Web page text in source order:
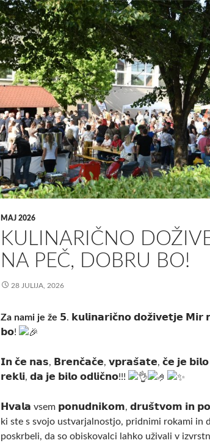
MAJ 2026
KULINARIČNO
NA PEČ, DOBRU BO!
28 JULIJA, 2026
Za nami je že 𝟱. 𝗸𝘂𝗹𝗶𝗻𝗮𝗿𝗶𝗰̌𝗻𝗼 𝗱𝗼𝘇̌𝗶𝘃𝗲𝘁𝗷𝗲
𝗯𝗼!
𝗜𝗻 𝗰̌𝗲 𝗻𝗮𝘀, 𝗕𝗿𝗲𝗻𝗰̌𝗮𝗰̌𝗲, 𝘃𝗽𝗿𝗮𝘀̌𝗮𝘁𝗲, 𝗰̌𝗲 𝗷𝗲
𝗿𝗲𝗸𝗹𝗶, 𝗱𝗮 𝗷𝗲 𝗯𝗶𝗹𝗼 𝗼𝗱𝗹𝗶𝗰̌𝗻𝗼!!!
𝗛𝘃𝗮𝗹𝗮 vsem 𝗽𝗼𝗻𝘂𝗱𝗻𝗶𝗸𝗼𝗺, 𝗱𝗿𝘂𝘀̌𝘁𝘃𝗼𝗺 𝗶𝗻
ki ste s svojo ustvarjalnostjo, pridnimi rokami in
poskrbeli, da so obiskovalci lahko uživali v